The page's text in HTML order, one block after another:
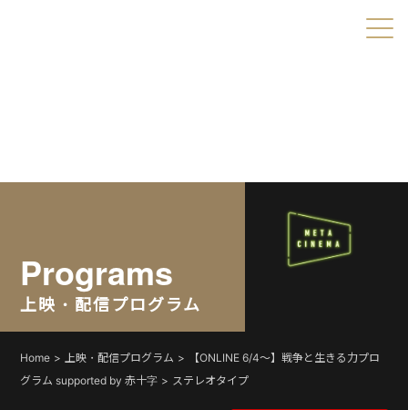
Programs
上映・配信プログラム
Home 上映・配信プログラム
【ONLINE 6/4〜】戦争と生きる力プロ
グラム supported by 赤十字
ステレオタイプ